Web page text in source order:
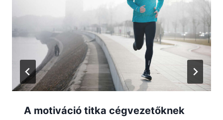
A motiváció titka cégvezetőknek